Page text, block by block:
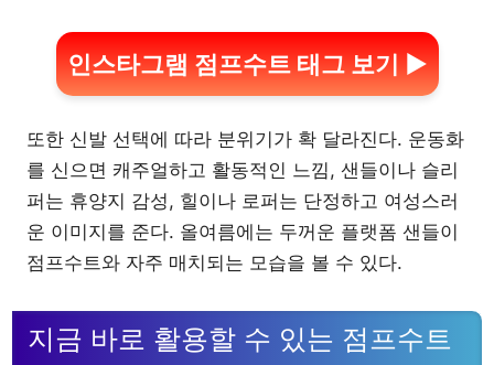
인스타그램 점프수트 태그 보기 ▶
또한 신발 선택에 따라 분위기가 확 달라진다. 운동화
를 신으면 캐주얼하고 활동적인 느낌, 샌들이나 슬리
퍼는 휴양지 감성, 힐이나 로퍼는 단정하고 여성스러
운 이미지를 준다. 올여름에는 두꺼운 플랫폼 샌들이
점프수트와 자주 매치되는 모습을 볼 수 있다.
지금 바로 활용할 수 있는 점프수트